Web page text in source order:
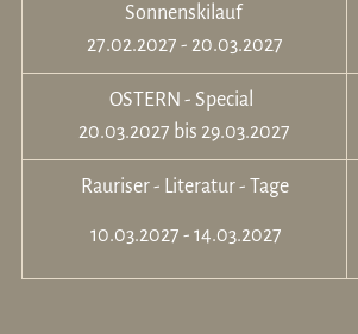
Sonnenskilauf
27.02.2027 - 20.03.2027
OSTERN - Special
20.03.2027 bis 29.03.2027
Rauriser - Literatur - Tage
10.03.2027 - 14.03.2027